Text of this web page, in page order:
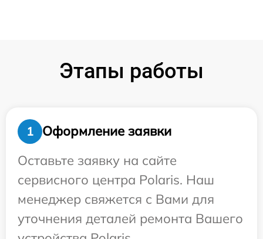
Этапы работы
1
Оформление заявки
Оставьте заявку на сайте
сервисного центра Polaris. Наш
менеджер свяжется с Вами для
уточнения деталей ремонта Вашего